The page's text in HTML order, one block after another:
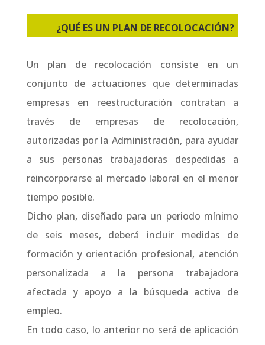
¿QUÉ ES UN PLAN DE RECOLOCACIÓN?
Un plan de recolocación consiste en un
conjunto de actuaciones que determinadas
empresas en reestructuración contratan a
través de empresas de recolocación,
autorizadas por la Administración, para ayudar
a sus personas trabajadoras despedidas a
reincorporarse al mercado laboral en el menor
tiempo posible.
Dicho plan, diseñado para un periodo mínimo
de seis meses, deberá incluir medidas de
formación y orientación profesional, atención
personalizada a la persona trabajadora
afectada y apoyo a la búsqueda activa de
empleo.
En todo caso, lo anterior no será de aplicación